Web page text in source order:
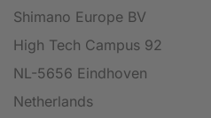
Shimano Europe BV
High Tech Campus 92
NL-5656 Eindhoven
Netherlands